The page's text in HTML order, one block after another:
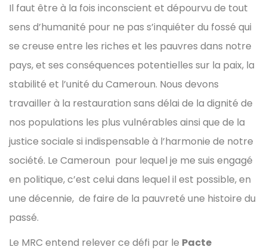
Il faut être à la fois inconscient et dépourvu de tout
sens d’humanité pour ne pas s’inquiéter du fossé qui
se creuse entre les riches et les pauvres dans notre
pays, et ses conséquences potentielles sur la paix, la
stabilité et l’unité du Cameroun. Nous devons
travailler à la restauration sans délai de la dignité de
nos populations les plus vulnérables ainsi que de la
justice sociale si indispensable à l’harmonie de notre
société. Le Cameroun pour lequel je me suis engagé
en politique, c’est celui dans lequel il est possible, en
une décennie, de faire de la pauvreté une histoire du
passé.
Le MRC entend relever ce défi par le Pacte